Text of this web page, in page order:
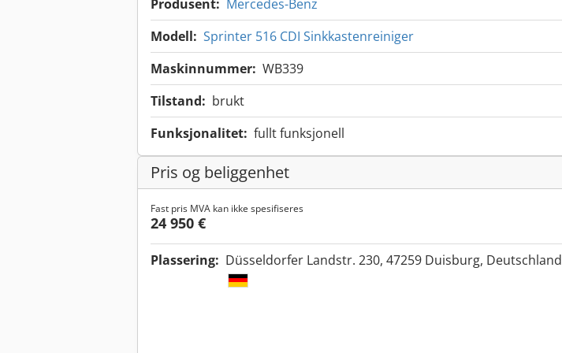
Produsent: Mercedes-Benz
Modell: Sprinter 516 CDI Sinkkastenreiniger
Maskinnummer: WB339
Tilstand: brukt
Funksjonalitet: fullt funksjonell
Pris og beliggenhet
Fast pris MVA kan ikke spesifiseres
24 950 €
Plassering: Düsseldorfer Landstr. 230, 47259 Duisburg, Deutschland